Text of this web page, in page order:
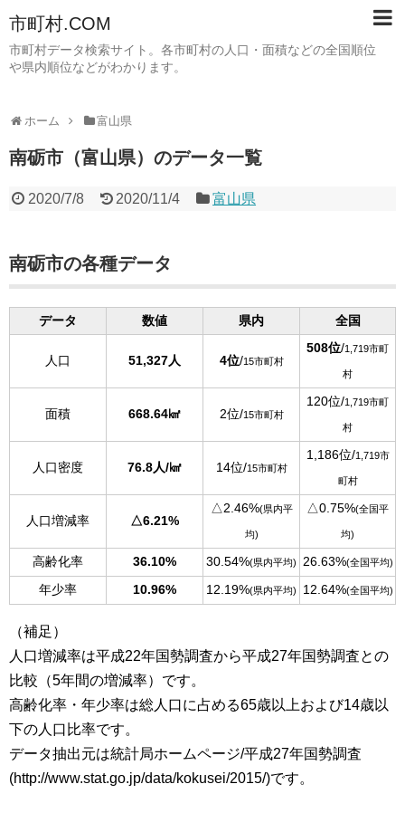
市町村.COM
市町村データ検索サイト。各市町村の人口・面積などの全国順位
や県内順位などがわかります。
ホーム 富山県
南砺市（富山県）のデータ一覧
2020/7/8 2020/11/4 富山県
南砺市の各種データ
データ 数値 県内 全国
人口 51,327人 4位/15市町村
508位/1,719市町
村
面積 668.64㎢ 2位/15市町村
120位/1,719市町
村
人口密度 76.8人/㎢ 14位/15市町村
1,186位/1,719市
町村
人口増減率 △6.21%
△2.46%(県内平
均)
△0.75%(全国平
均)
高齢化率 36.10% 30.54%(県内平均) 26.63%(全国平均)
年少率 10.96% 12.19%(県内平均) 12.64%(全国平均)
（補足）
人口増減率は平成22年国勢調査から平成27年国勢調査との
比較（5年間の増減率）です。
高齢化率・年少率は総人口に占める65歳以上および14歳以
下の人口比率です。
データ抽出元は統計局ホームページ/平成27年国勢調査
(http://www.stat.go.jp/data/kokusei/2015/)です。